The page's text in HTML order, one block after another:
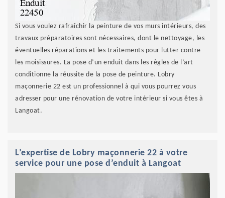
Si vous voulez rafraîchir la peinture de vos murs intérieurs, des
travaux préparatoires sont nécessaires, dont le nettoyage, les
éventuelles réparations et les traitements pour lutter contre
les moisissures. La pose d’un enduit dans les règles de l’art
conditionne la réussite de la pose de peinture. Lobry
maçonnerie 22 est un professionnel à qui vous pourrez vous
adresser pour une rénovation de votre intérieur si vous êtes à
Langoat.
L’expertise de Lobry maçonnerie 22 à votre
service pour une pose d’enduit à Langoat